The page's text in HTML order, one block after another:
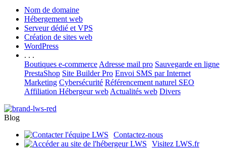
Nom de domaine
Hébergement web
Serveur dédié et VPS
Création de sites web
WordPress
. . .
Boutiques e-commerce Adresse mail pro Sauvegarde en ligne
PrestaShop Site Builder Pro Envoi SMS par Internet
Marketing Cybersécurité Référencement naturel SEO
Affiliation Hébergeur web Actualités web Divers
Blog
Contactez-nous
Visitez LWS.fr